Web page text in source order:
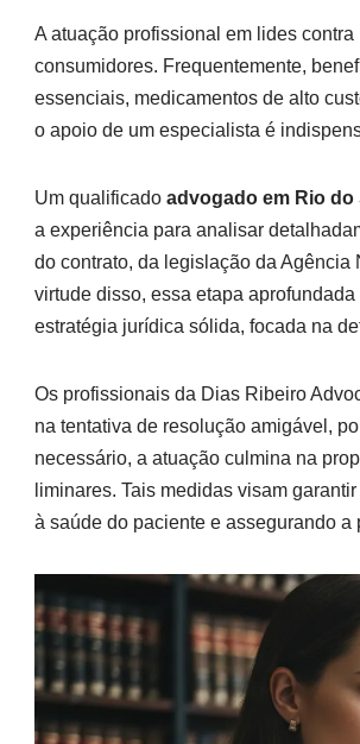
A atuação profissional em lides
consumidores. Frequentemente,
essenciais, medicamentos de alto
o apoio de um especialista é
Um qualificado advogado em Rio do
a experiência para analisar
do contrato, da legislação da
virtude disso, essa etapa
estratégia jurídica sólida, focada na
Os profissionais da Dias Ribeiro
na tentativa de resolução amigável,
necessário, a atuação culmina na
liminares. Tais medidas visam
à saúde do paciente e assegurando